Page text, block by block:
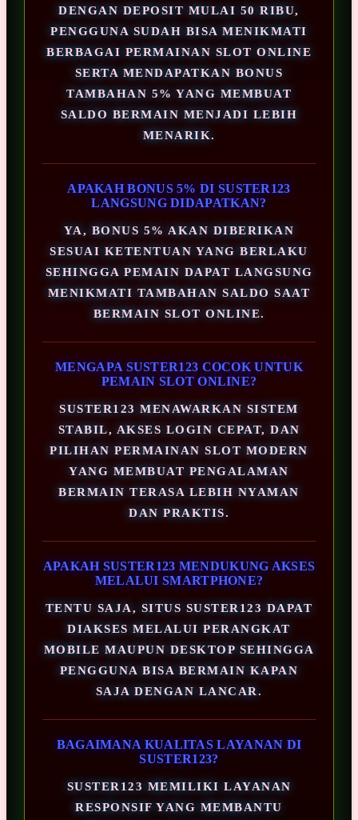
DENGAN DEPOSIT MULAI 50 RIBU,
PENGGUNA SUDAH BISA MENIKMATI
BERBAGAI PERMAINAN SLOT ONLINE
SERTA MENDAPATKAN BONUS
TAMBAHAN 5% YANG MEMBUAT
SALDO BERMAIN MENJADI LEBIH
MENARIK.
APAKAH BONUS 5% DI SUSTER123
LANGSUNG DIDAPATKAN?
YA, BONUS 5% AKAN DIBERIKAN
SESUAI KETENTUAN YANG BERLAKU
SEHINGGA PEMAIN DAPAT LANGSUNG
MENIKMATI TAMBAHAN SALDO SAAT
BERMAIN SLOT ONLINE.
MENGAPA SUSTER123 COCOK UNTUK
PEMAIN SLOT ONLINE?
SUSTER123 MENAWARKAN SISTEM
STABIL, AKSES LOGIN CEPAT, DAN
PILIHAN PERMAINAN SLOT MODERN
YANG MEMBUAT PENGALAMAN
BERMAIN TERASA LEBIH NYAMAN
DAN PRAKTIS.
APAKAH SUSTER123 MENDUKUNG AKSES
MELALUI SMARTPHONE?
TENTU SAJA, SITUS SUSTER123 DAPAT
DIAKSES MELALUI PERANGKAT
MOBILE MAUPUN DESKTOP SEHINGGA
PENGGUNA BISA BERMAIN KAPAN
SAJA DENGAN LANCAR.
BAGAIMANA KUALITAS LAYANAN DI
SUSTER123?
SUSTER123 MEMILIKI LAYANAN
RESPONSIF YANG MEMBANTU